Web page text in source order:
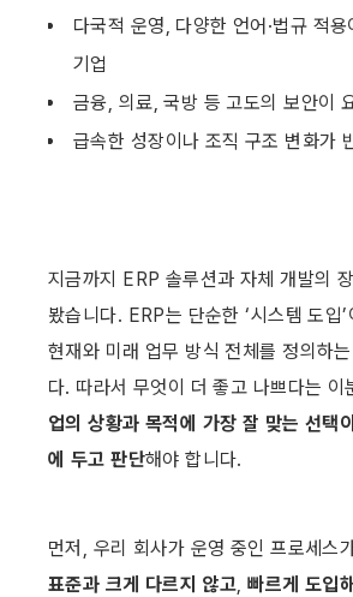
다국적 운영, 다양한 언어·법규 적
기업
금융, 의료, 국방 등 고도의 보안이
급속한 성장이나 조직 구조 변화가
지금까지 ERP 솔루션과 자체 개발의
봤습니다. ERP는 단순한 ‘시스템 도입’
현재와 미래 업무 방식 전체를 정의하
다. 따라서 무엇이 더 좋고 나쁘다는 이
업의 상황과 목적에 가장 잘 맞는 선택
에 두고 판단해야 합니다.
먼저, 우리 회사가 운영 중인 프로세스
표준과 크게 다르지 않고 , 빠르게 도입